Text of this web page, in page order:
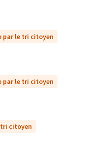
par le tri citoyen
par le tri citoyen
citoyen